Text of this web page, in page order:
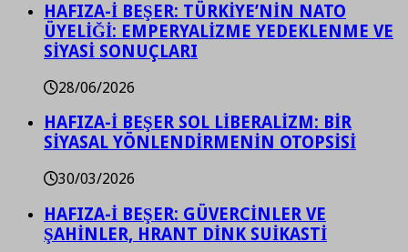
HAFIZA-İ BEŞER: TÜRKİYE’NİN NATO
ÜYELİĞİ: EMPERYALİZME YEDEKLENME VE
SİYASİ SONUÇLARI
28/06/2026
HAFIZA-İ BEŞER SOL LİBERALİZM: BİR
SİYASAL YÖNLENDİRMENİN OTOPSİSİ
30/03/2026
HAFIZA-İ BEŞER: GÜVERCİNLER VE
ŞAHİNLER, HRANT DİNK SUİKASTİ